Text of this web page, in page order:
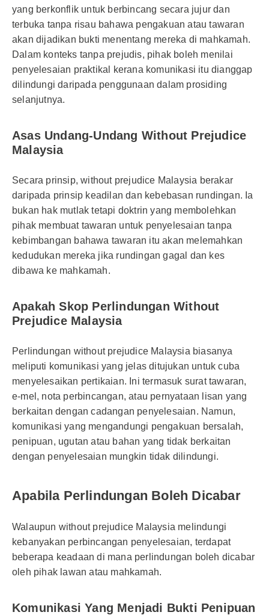
yang berkonflik untuk berbincang secara jujur dan
terbuka tanpa risau bahawa pengakuan atau tawaran
akan dijadikan bukti menentang mereka di mahkamah.
Dalam konteks tanpa prejudis, pihak boleh menilai
penyelesaian praktikal kerana komunikasi itu dianggap
dilindungi daripada penggunaan dalam prosiding
selanjutnya.
Asas Undang-Undang Without Prejudice
Malaysia
Secara prinsip, without prejudice Malaysia berakar
daripada prinsip keadilan dan kebebasan rundingan. Ia
bukan hak mutlak tetapi doktrin yang membolehkan
pihak membuat tawaran untuk penyelesaian tanpa
kebimbangan bahawa tawaran itu akan melemahkan
kedudukan mereka jika rundingan gagal dan kes
dibawa ke mahkamah.
Apakah Skop Perlindungan Without
Prejudice Malaysia
Perlindungan without prejudice Malaysia biasanya
meliputi komunikasi yang jelas ditujukan untuk cuba
menyelesaikan pertikaian. Ini termasuk surat tawaran,
e-mel, nota perbincangan, atau pernyataan lisan yang
berkaitan dengan cadangan penyelesaian. Namun,
komunikasi yang mengandungi pengakuan bersalah,
penipuan, ugutan atau bahan yang tidak berkaitan
dengan penyelesaian mungkin tidak dilindungi.
Apabila Perlindungan Boleh Dicabar
Walaupun without prejudice Malaysia melindungi
kebanyakan perbincangan penyelesaian, terdapat
beberapa keadaan di mana perlindungan boleh dicabar
oleh pihak lawan atau mahkamah.
Komunikasi Yang Menjadi Bukti Penipuan